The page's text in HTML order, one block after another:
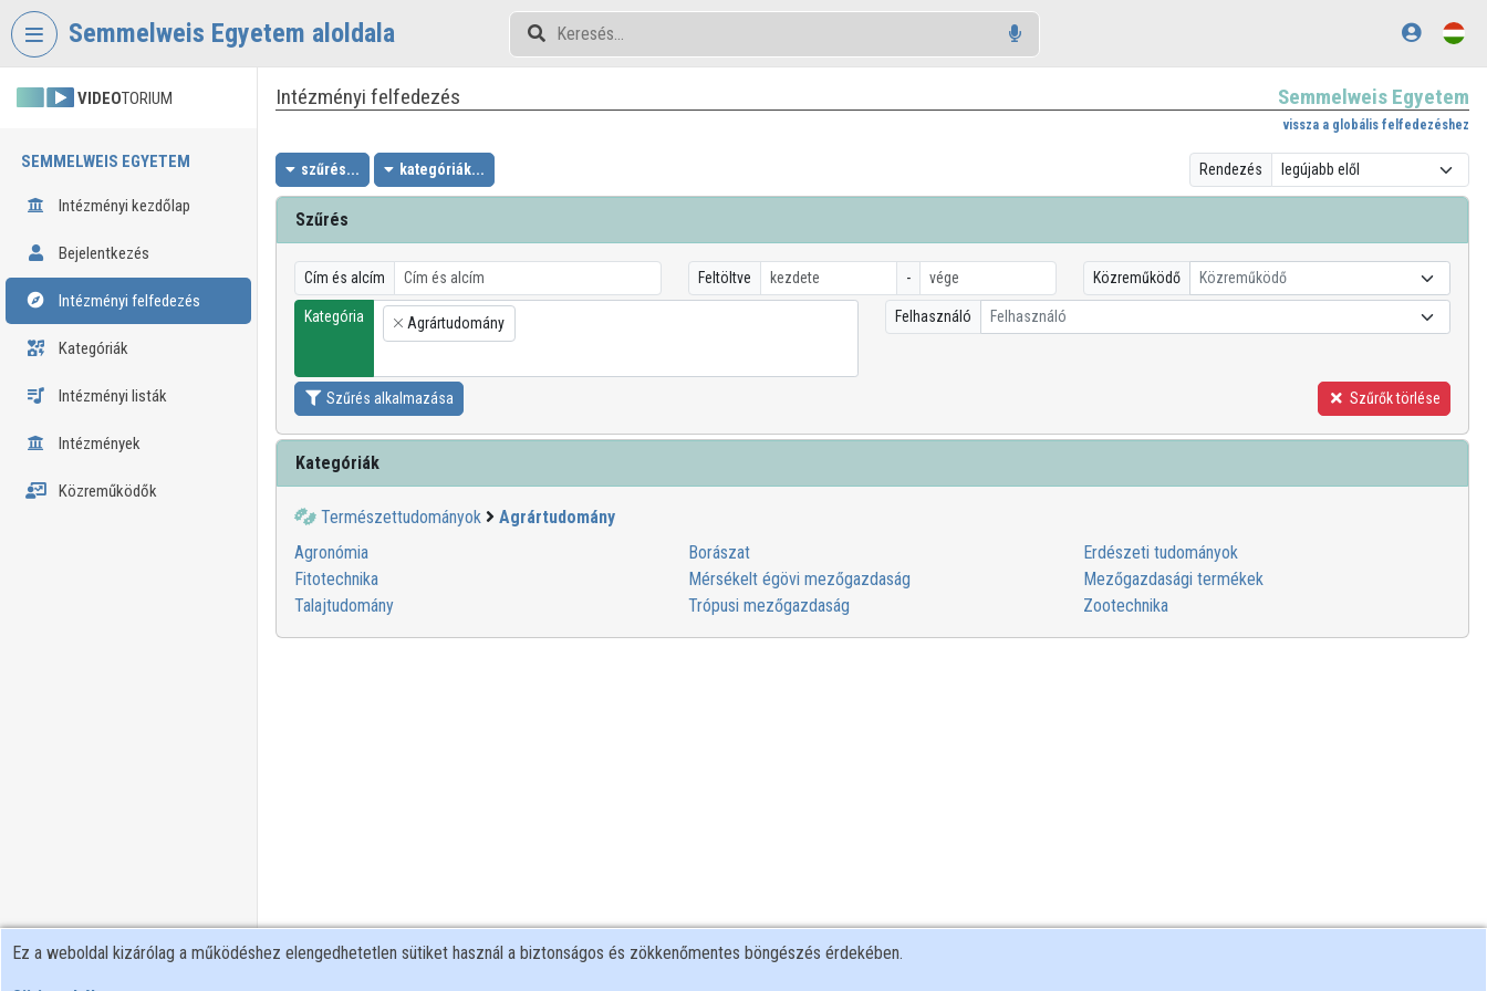
Fejléc kihagyása
Semmelweis Egyetem aloldala
VIDEOTORIUM
SEMMELWEIS EGYETEM
Intézményi kezdőlap
Bejelentkezés
Intézményi felfedezés
Kategóriák
Intézményi listák
Intézmények
Közreműködők
Intézményi felfedezés Semmelweis Egyetem
vissza a globális felfedezéshez
szűrés... kategóriák... Rendezés
Szűrés
Cím és alcím Feltöltve - Közreműködő Közreműködő
Kategória
×
Agrártudomány Felhasználó Felhasználó
Szűrés alkalmazása Szűrők törlése
Kategóriák
Természettudományok
Agrártudomány
Agronómia
Borászat
Erdészeti tudományok
Fitotechnika
Mérsékelt égövi mezőgazdaság
Mezőgazdasági termékek
Talajtudomány
Trópusi mezőgazdaság Zootechnika
Ez a weboldal kizárólag a működéshez elengedhetetlen sütiket használ a biztonságos és zökkenőmentes böngészés érdekében.